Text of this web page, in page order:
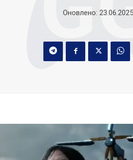
Оновлено: 23.06.2025